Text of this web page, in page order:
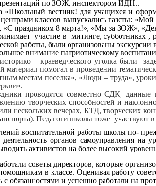
по ЗОЖ, инспектором ИДН..
«Школьный вестник! для учащихся и
классов выпускались газеты:
«С праздником 8 марта!», «Мы за ЗОЖ»,
участие в митинге, субботниках ,
работы, были организованы
внимание патриотическому
– краеведческого уголка были
материал помогал в проведении
местам поселка», «Люди – труда»,
проводятся совместно СДК,
творческих способностей и
нескольких вечерах, КТД, творческих
Педагоги школы тоже участвуют в
воспитательной работы школы по-
деятельность органов самоуправления на
активистов на более высокий
советы директоров, которые
в классе. Оценивая работу
с обязанностями и успешно работали на